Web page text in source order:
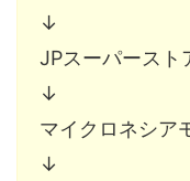
↓
JPスーパースト
↓
マイクロネシア
↓